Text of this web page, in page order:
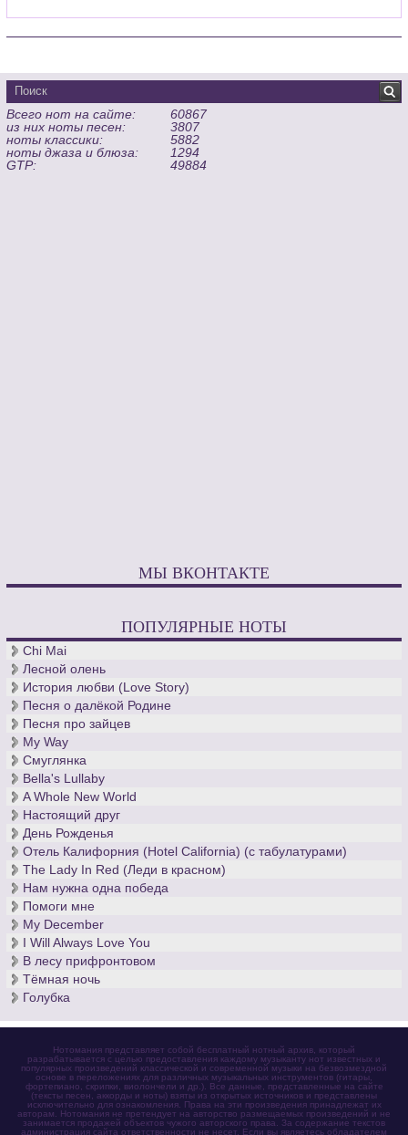
Всего нот на сайте:
60867
из них ноты песен:
3807
ноты классики:
5882
ноты джаза и блюза:
1294
GTP:
49884
МЫ ВКОНТАКТЕ
ПОПУЛЯРНЫЕ НОТЫ
Chi Mai
Лесной олень
История любви (Love Story)
Песня о далёкой Родине
Песня про зайцев
My Way
Смуглянка
Bella's Lullaby
A Whole New World
Настоящий друг
День Рожденья
Отель Калифорния (Hotel California) (с табулатурами)
The Lady In Red (Леди в красном)
Нам нужна одна победа
Помоги мне
My December
I Will Always Love You
В лесу прифронтовом
Тёмная ночь
Голубка
Нотомания представляет собой бесплатный нотный архив, который
разрабатывается с целью предоставления каждому музыканту нот известных и
популярных произведений классической и современной музыки на безвозмездной
основе в переложениях для различных музыкальных инструментов (гитары,
фортепиано, скрипки, виолончели и др.). Все данные, представленные на сайте
(тексты песен, аккорды и ноты) взяты из открытых источников и представлены
исключительно для ознакомления. Права на эти произведения принадлежат их
авторам. Нотомания не претендует на авторство размещаемых произведений и не
занимается продажей объектов чужого авторского права. За содержание текстов
администрация сайта ответственности не несет. Если вы являетесь обладателем